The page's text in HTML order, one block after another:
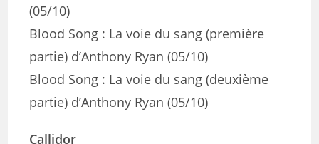
(05/10)
Blood Song : La voie du sang (première
partie) d’Anthony Ryan (05/10)
Blood Song : La voie du sang (deuxième
partie) d’Anthony Ryan (05/10)
Callidor